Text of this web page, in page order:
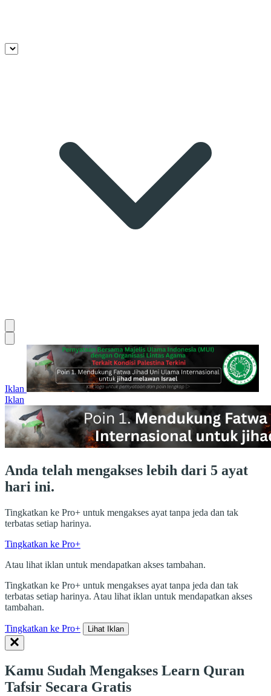
Iklan
Iklan
Anda telah mengakses lebih dari 5 ayat
hari ini.
Tingkatkan ke Pro+ untuk mengakses ayat tanpa jeda dan tak
terbatas setiap harinya.
Tingkatkan ke Pro+
Atau lihat iklan untuk mendapatkan akses tambahan.
Tingkatkan ke Pro+ untuk mengakses ayat tanpa jeda dan tak
terbatas setiap harinya. Atau lihat iklan untuk mendapatkan akses
tambahan.
Tingkatkan ke Pro+ Lihat Iklan
Kamu Sudah Mengakses Learn Quran
Tafsir Secara Gratis